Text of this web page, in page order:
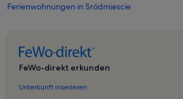
Ferienwohnungen in Sródmiescie
Ferienwohnungen in Rondo Charles'a de Gaulle'a
FeWo-direkt erkunden
Unterkunft inserieren